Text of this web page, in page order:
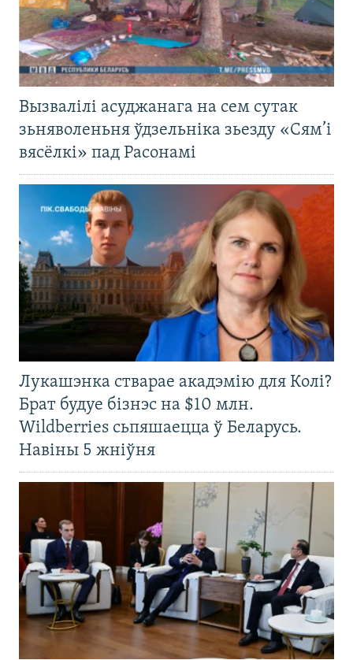
Вызвалілі асуджанага на сем сутак
зьняволеньня ўдзельніка зьезду «Сям’і
вясёлкі» пад Расонамі
Лукашэнка стварае акадэмію для Колі?
Брат будуе бізнэс на $10 млн.
Wildberries сьпяшаецца ў Беларусь.
Навіны 5 жніўня